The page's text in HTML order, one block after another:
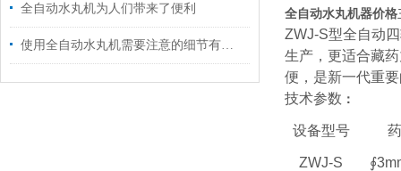
全自动水丸机为人们带来了便利
使用全自动水丸机需要注意的细节有哪些
全自动水丸机器价格
ZWJ-S型全自动
生产，更适合藏
便，是新一代重
技术参数 ：
设备型号
ZWJ-S